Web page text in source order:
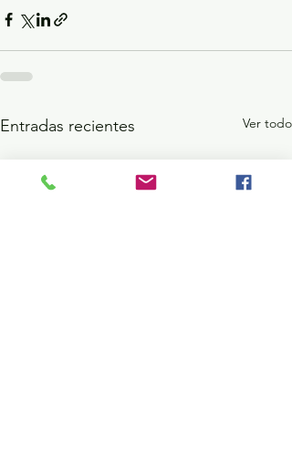
Entradas recientes Ver todo